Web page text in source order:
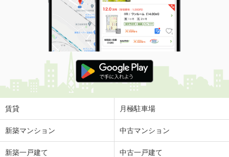
賃貸 月極駐車場
新築マンション 中古マンション
新築一戸建て 中古一戸建て